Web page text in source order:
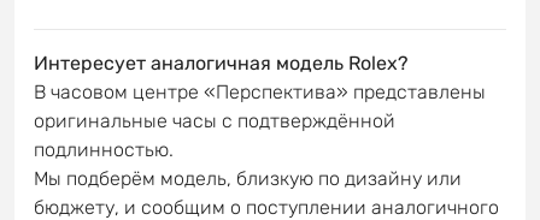
Интересует аналогичная модель Rolex?
В часовом центре «Перспектива» представлены
оригинальные часы с подтверждённой
подлинностью.
Мы подберём модель, близкую по дизайну или
бюджету, и сообщим о поступлении аналогичного